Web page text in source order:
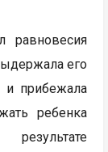
равновесия
его
прибежала
ребенка